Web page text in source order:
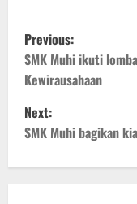
P
o
s
t
n
Previous:
SMK Muhi ikuti
Kewirausahaan
Next:
SMK Muhi bagikan